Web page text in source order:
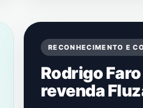
RECONHECIMENTO E
Rodrigo
revenda